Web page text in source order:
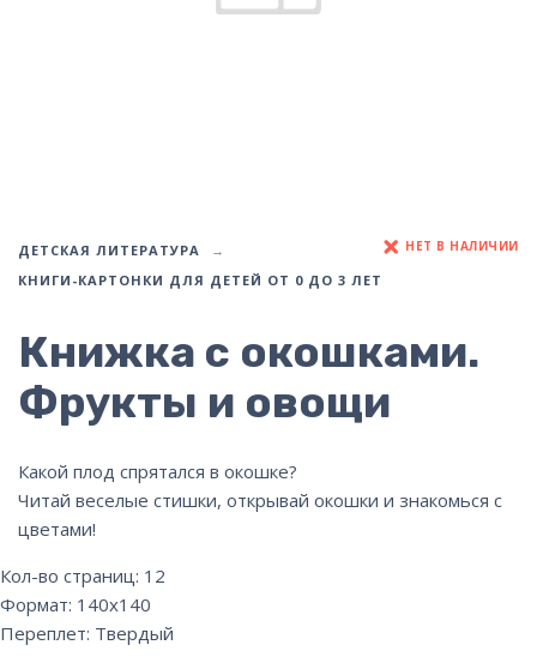
ДЕТСКАЯ ЛИТЕРАТУРА
КНИГИ-КАРТОНКИ ДЛЯ ДЕТЕЙ ОТ 0 ДО 3 ЛЕТ
НЕТ В НАЛИЧИИ
Книжка с окошками.
Фрукты и овощи
Какой плод спрятался в окошке?
Читай веселые стишки, открывай окошки и знакомься с
цветами!
Кол-во страниц: 12
Формат: 140х140
Переплет: Твердый